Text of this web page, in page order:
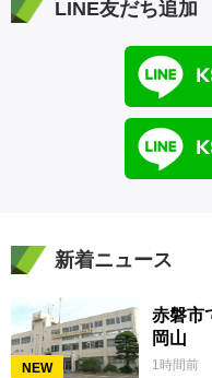
LINE友だち追加
新着ニュース
NEW
赤磐市
岡山
1時間前